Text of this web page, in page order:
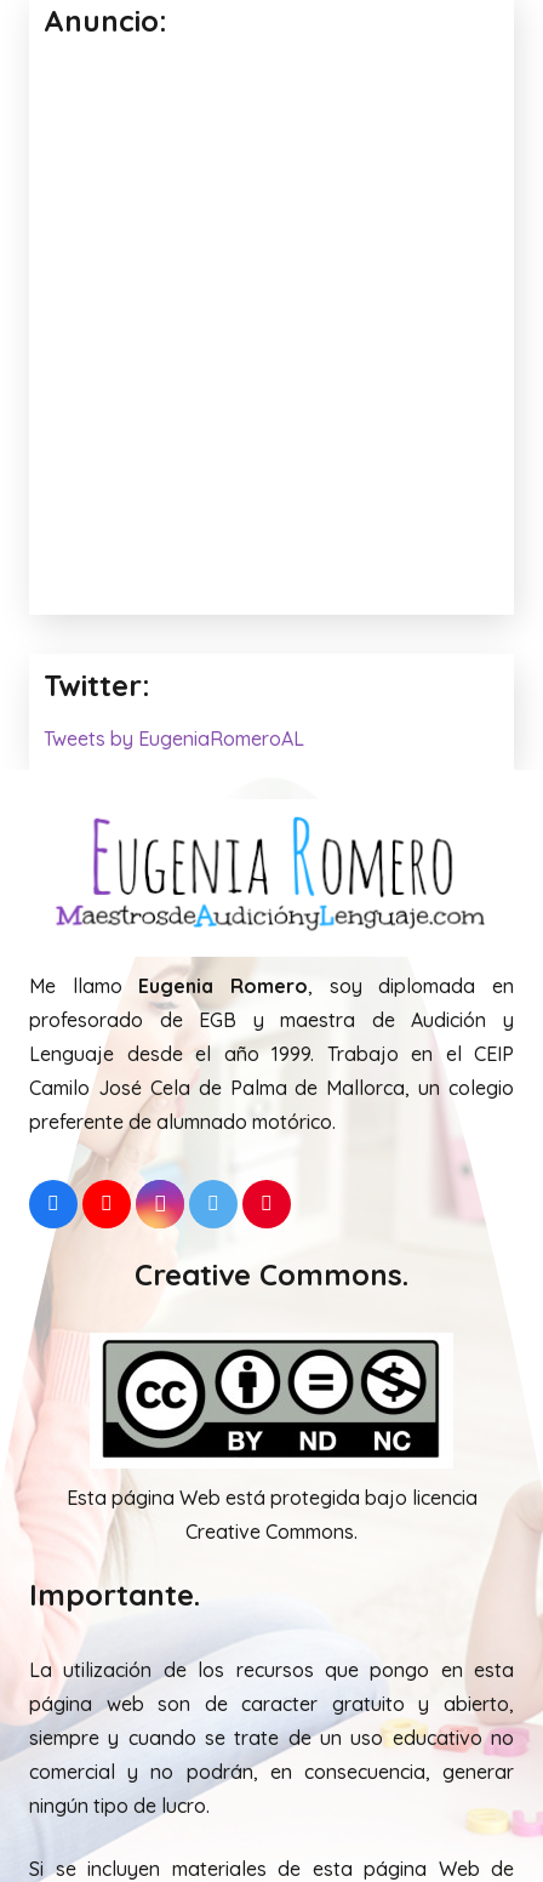
Anuncio:
Twitter:
Tweets by EugeniaRomeroAL
Me llamo Eugenia Romero, soy diplomada en
profesorado de EGB y maestra de Audición y
Lenguaje desde el año 1999. Trabajo en el CEIP
Camilo José Cela de Palma de Mallorca, un colegio
preferente de alumnado motórico.
Creative Commons.
Esta página Web está protegida bajo licencia
Creative Commons.
Importante.
La utilización de los recursos que pongo en esta
página web son de caracter gratuito y abierto,
siempre y cuando se trate de un uso educativo no
comercial y no podrán, en consecuencia, generar
ningún tipo de lucro.
Si se incluyen materiales de esta página Web de